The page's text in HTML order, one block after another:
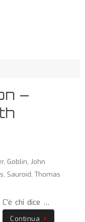
–
, Goblin, John
, Sauroid, Thomas
C’è chi dice …
Continua